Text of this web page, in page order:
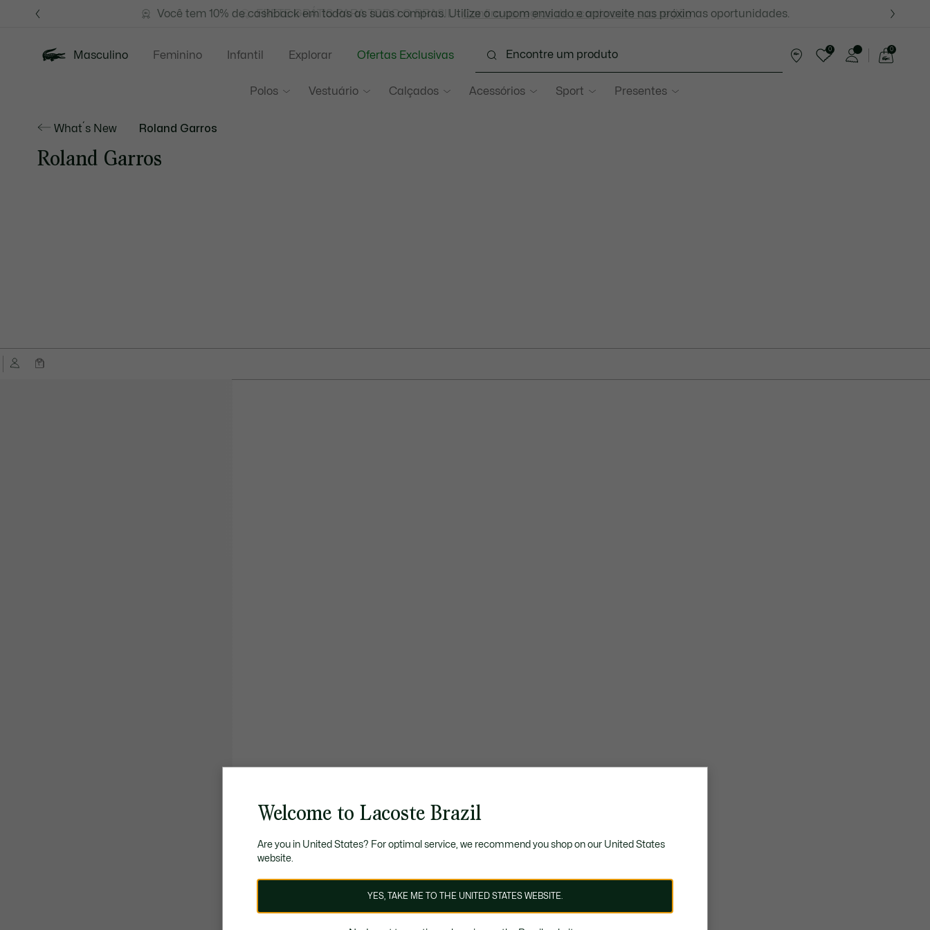
informação
FRETE GRÁTIS PARA TODO O BRASIL -Confira as regras de acordo com sua região
Você tem 10% de cashback em todas as suas compras. Utilize o cupom enviado e aproveite nas próximas oportunidades.
Masculino
Polos Vestuário Calçados Acessórios Sport Presentes
Feminino Infantil Explorar Ofertas Exclusivas
0 0
What´s New Roland Garros
Roland Garros
Welcome to Lacoste Brazil
Are you in United States? For optimal service, we recommend you shop on our United States
website.
YES, TAKE ME TO THE UNITED STATES WEBSITE.